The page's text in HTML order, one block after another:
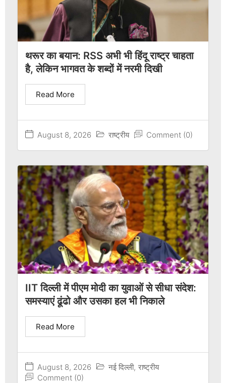
थरूर का बयान: RSS अभी भी हिंदू राष्ट्र चाहता
है, लेकिन भागवत के शब्दों में नरमी दिखी
August 8, 2026 राष्ट्रीय Comment (0)
Read More
IIT दिल्ली में पीएम मोदी का युवाओं से सीधा संदेश:
समस्याएं ढूंढो और उसका हल भी निकाले
August 8, 2026 नई दिल्ली, राष्ट्रीय
Comment (0)
Read More